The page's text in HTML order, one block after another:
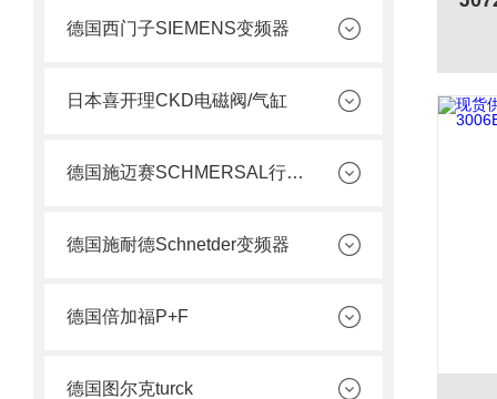
德国西门子SIEMENS变频器
日本喜开理CKD电磁阀/气缸
德国施迈赛SCHMERSAL行程开关
德国施耐德Schnetder变频器
德国倍加福P+F
德国图尔克turck